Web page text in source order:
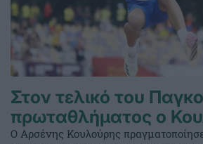
Στον τελικό του
πρωταθλήματος ο
Ο Αρσένης Κουλούρης